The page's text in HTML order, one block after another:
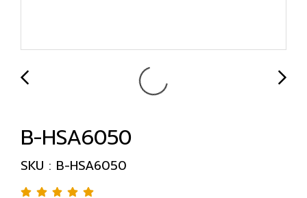
B-HSA6050
SKU : B-HSA6050